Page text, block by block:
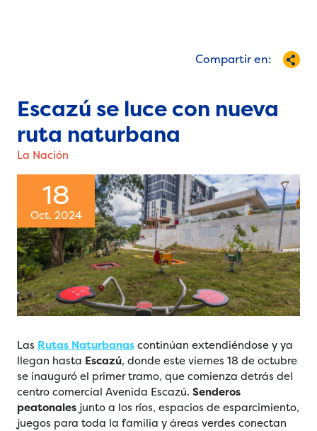
Compartir en:
Escazú se luce con nueva
ruta naturbana
La Nación
18
Oct, 2024
Las Rutas Naturbanas continúan extendiéndose y ya
llegan hasta Escazú, donde este viernes 18 de octubre
se inauguró el primer tramo, que comienza detrás del
centro comercial Avenida Escazú. Senderos
peatonalesjunto a los ríos, espacios de esparcimiento,
juegos para toda la familia y áreas verdes conectan